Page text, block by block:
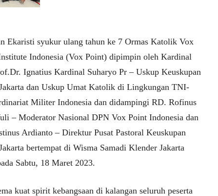
Ekaristi syukur ulang tahun ke 7 Ormas Katolik Vox
Indonesia (Vox Point) dipimpin oleh Kardinal
Ignatius Kardinal Suharyo Pr – Uskup Keuskupan
dan Uskup Umat Katolik di Lingkungan TNI-
Militer Indonesia dan didampingi RD. Rofinus
– Moderator Nasional DPN Vox Point Indonesia dan
Ardianto – Direktur Pusat Pastoral Keuskupan
bertempat di Wisma Samadi Klender Jakarta
Sabtu, 18 Maret 2023.
kuat spirit kebangsaan di kalangan seluruh peserta